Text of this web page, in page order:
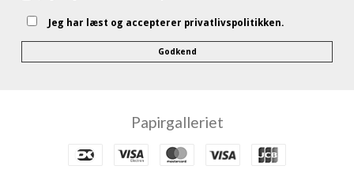
Jeg har læst og accepterer privatlivspolitikken.
Godkend
Papirgalleriet